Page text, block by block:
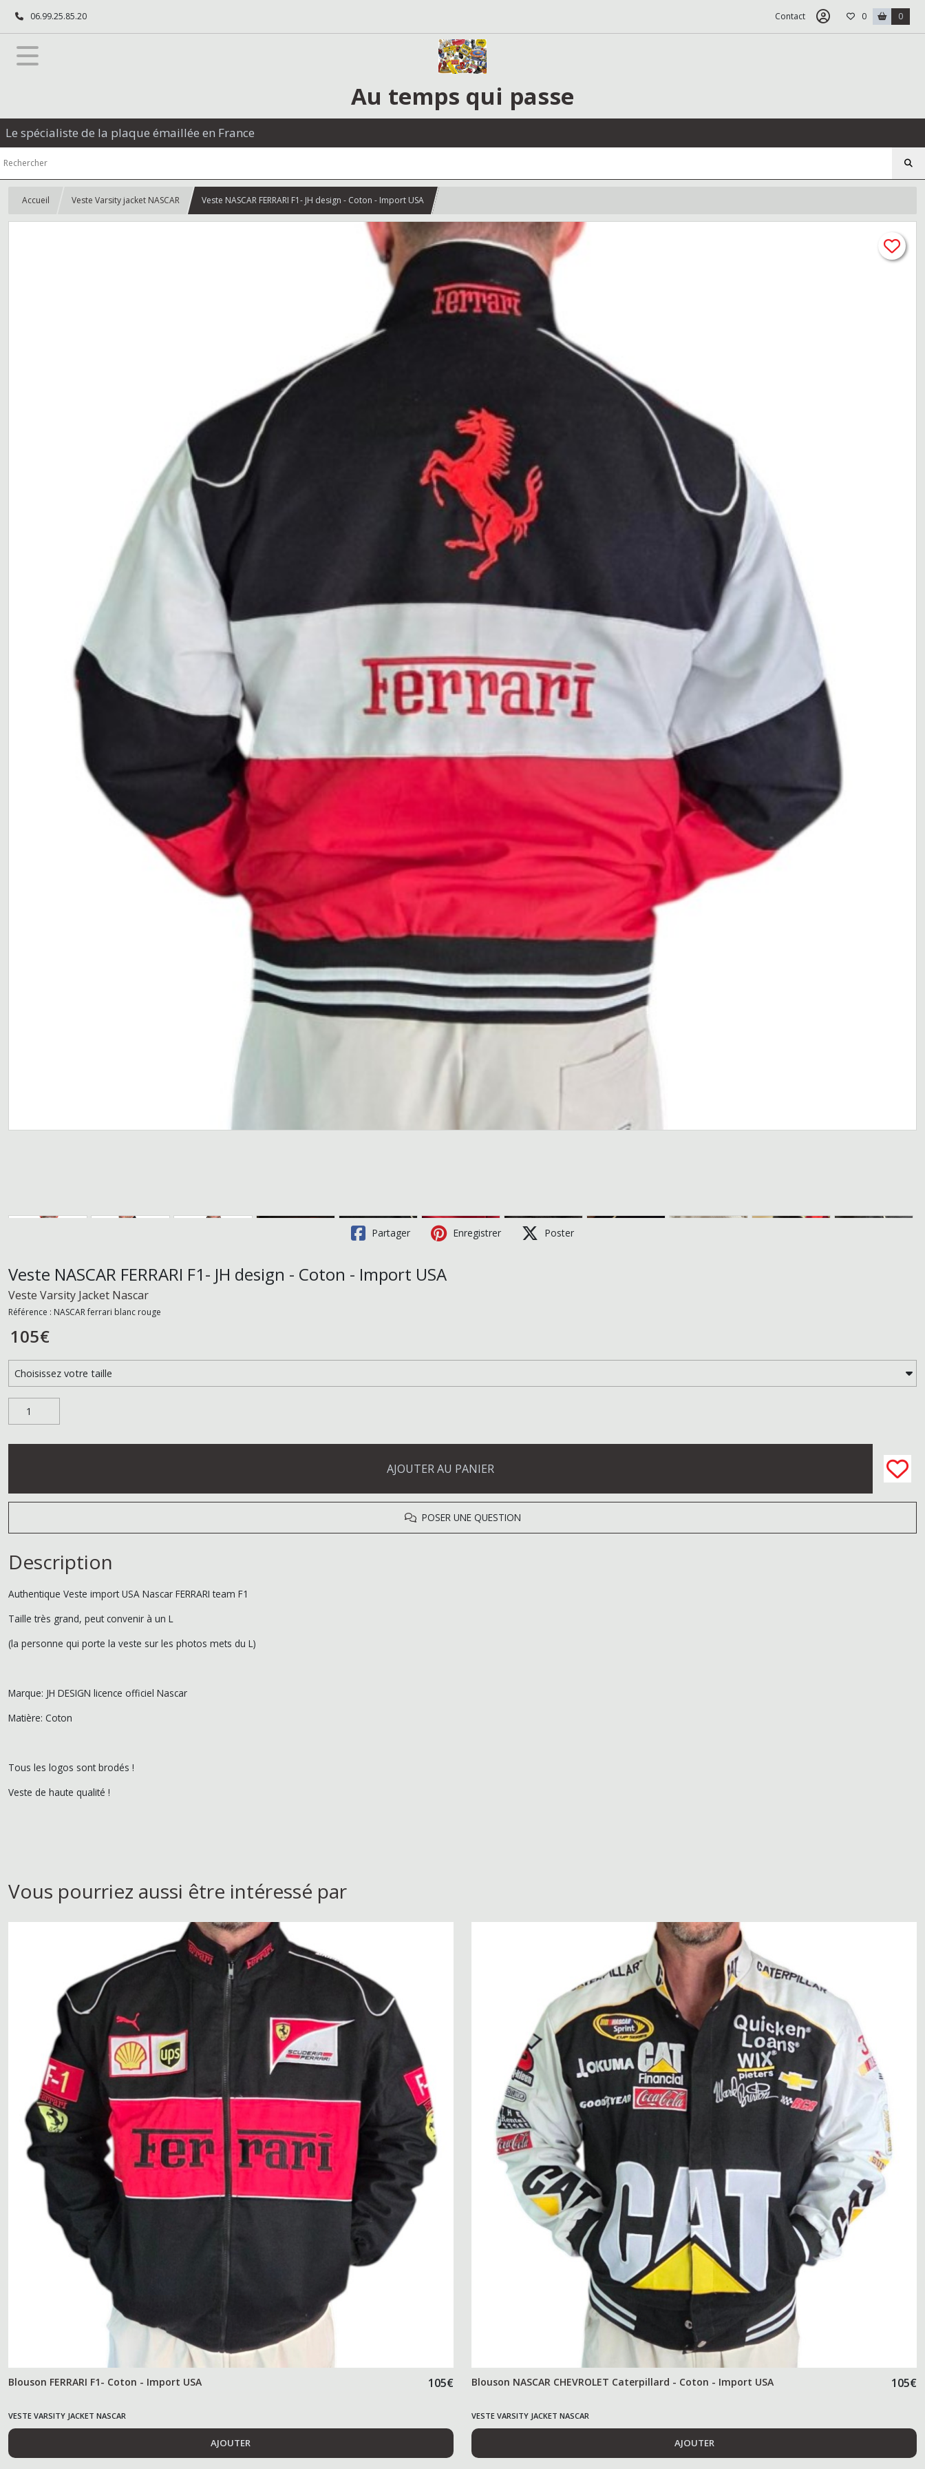
06.99.25.85.20 Contact 0 0
Au temps qui passe
Le spécialiste de la plaque émaillée en France
Accueil Veste Varsity jacket NASCAR Veste NASCAR FERRARI F1- JH design - Coton - Import USA
Partager Enregistrer Poster
Veste NASCAR FERRARI F1- JH design - Coton - Import USA
Veste Varsity Jacket Nascar
Référence : NASCAR ferrari blanc rouge
105€
AJOUTER AU PANIER
POSER UNE QUESTION
Description
Authentique Veste import USA Nascar FERRARI team F1
Taille très grand, peut convenir à un L
(la personne qui porte la veste sur les photos mets du L)
Marque: JH DESIGN licence officiel Nascar
Matière: Coton
Tous les logos sont brodés !
Veste de haute qualité !
Vous pourriez aussi être intéressé par
Blouson FERRARI F1- Coton - Import USA 105€
VESTE VARSITY JACKET NASCAR
AJOUTER
Blouson NASCAR CHEVROLET Caterpillard - Coton - Import USA 105€
VESTE VARSITY JACKET NASCAR
AJOUTER